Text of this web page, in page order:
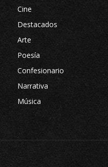
Cine
Destacados
Arte
Poesía
Confesionario
Narrativa
Música